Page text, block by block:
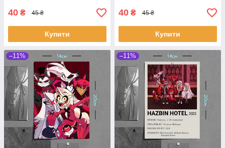
40 ₴ 45 ₴
Купити
40 ₴ 45 ₴
Купити
–11% –11%